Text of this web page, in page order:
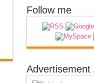
Follow me
Advertisement